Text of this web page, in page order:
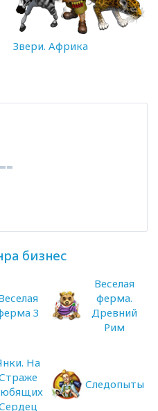
Звери. Африка
бизнес
3
Веселая
ферма.
Древний
Рим
На
Следопыты